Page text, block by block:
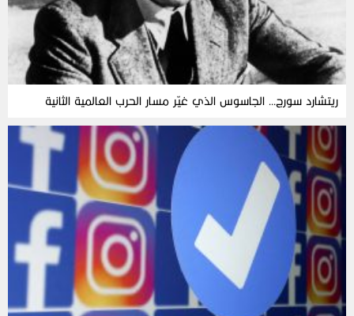
ريتشارد سورج… الجاسوس الذي غيّر مسار الحرب العالمية الثانية